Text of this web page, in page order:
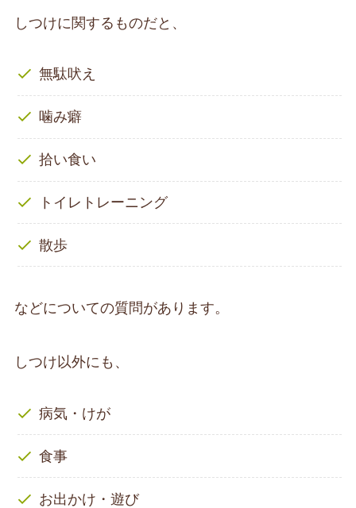
しつけに関するものだと、
無駄吠え
噛み癖
拾い食い
トイレトレーニング
散歩
などについての質問があります。
しつけ以外にも、
病気・けが
食事
お出かけ・遊び